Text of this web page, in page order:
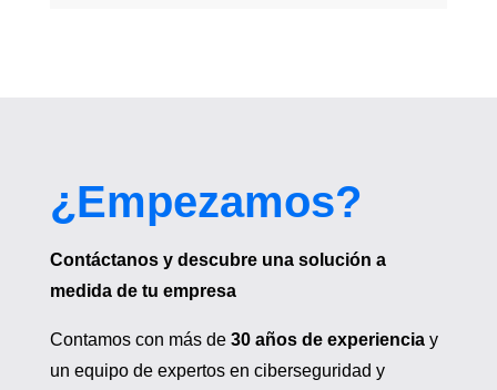
¿Empezamos?
Contáctanos y descubre una solución a
medida de tu empresa
Contamos con más de 30 años de experienciay
un equipo de expertos en ciberseguridad y